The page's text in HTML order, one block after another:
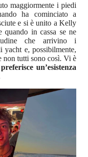
maggiormente i piedi
ha cominciato a
e si è unito a Kelly
quando in cassa se ne
che arrivino i
yacht e, possibilmente,
non tutti sono così. Vi è
un’esistenza